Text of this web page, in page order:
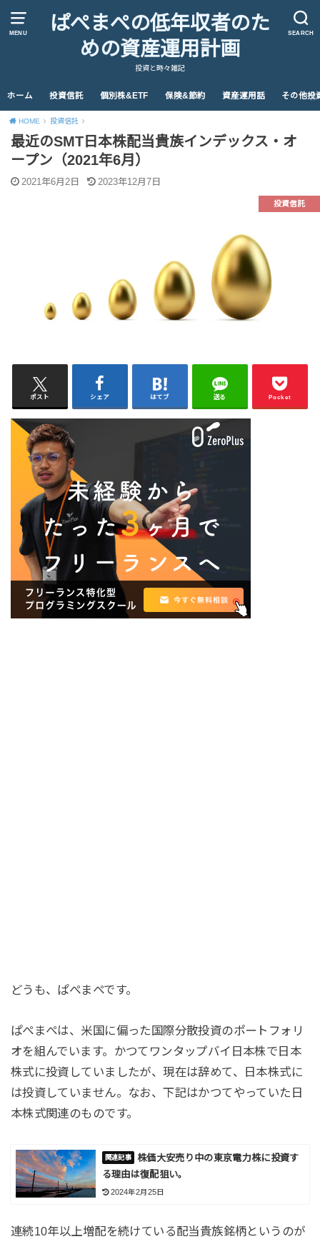
MENU SEARCH
ぱぺまぺの低年収者のた
めの資産運用計画
投資と時々雑記
ホーム 投資信託 個別株&ETF 保険&節約 資産運用話 その他投
HOME 投資信託
最近のSMT日本株配当貴族インデックス・オ
ープン（2021年6月）
2021年6月2日 2023年12月7日
投資信託
ポスト シェア はてブ 送る Pocket
どうも、ぱぺまぺです。
ぱぺまぺは、米国に偏った国際分散投資のポートフォリ
オを組んでいます。かつてワンタップバイ日本株で日本
株式に投資していましたが、現在は辞めて、日本株式に
は投資していません。なお、下記はかつてやっていた日
本株式関連のものです。
株価大安売り中の東京電力株に投資す
る理由は復配狙い。
2024年2月25日
連続10年以上増配を続けている配当貴族銘柄というのが